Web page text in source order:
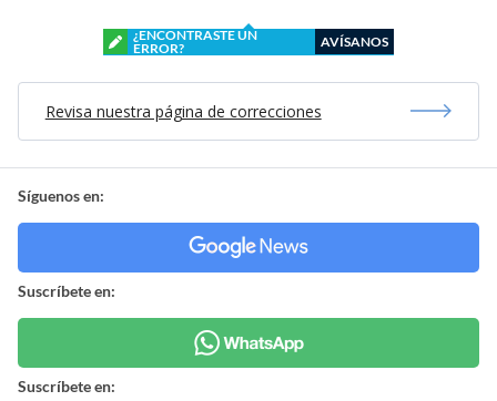
¿ENCONTRASTE UN
ERROR?
AVÍSANOS
Revisa nuestra página de correcciones
Síguenos en:
Suscríbete en:
Suscríbete en: